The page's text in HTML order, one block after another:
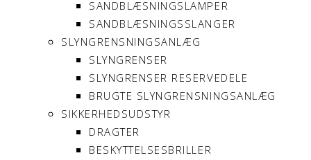
SANDBLÆSNINGSLAMPER
SANDBLÆSNINGSSLANGER
SLYNGRENSNINGSANLÆG
SLYNGRENSER
SLYNGRENSER RESERVEDELE
BRUGTE SLYNGRENSNINGSANLÆG
SIKKERHEDSUDSTYR
DRAGTER
BESKYTTELSESBRILLER